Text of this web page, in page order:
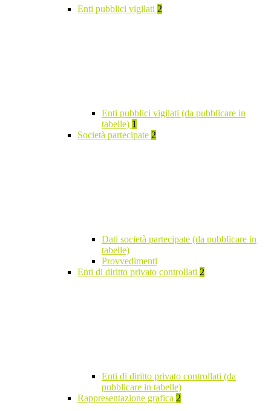
Enti pubblici vigilati 2
Enti pubblici vigilati (da pubblicare in
tabelle) 1
Società partecipate 2
Dati società partecipate (da pubblicare in
tabelle)
Provvedimenti
Enti di diritto privato controllati 2
Enti di diritto privato controllati (da
pubblicare in tabelle)
Rappresentazione grafica 2